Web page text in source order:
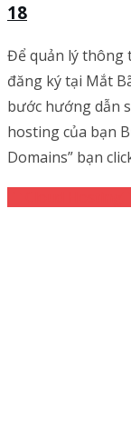
18
Để quản lý thông
đăng ký tại Mắt
bước hướng dẫn
hosting của bạn
Domains” bạn